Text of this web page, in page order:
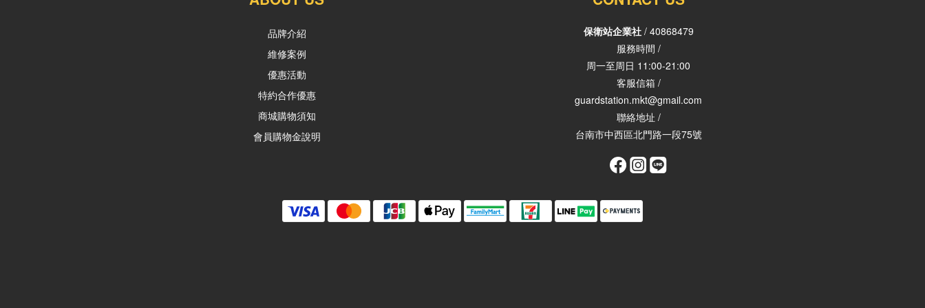
品牌介紹
維修案例
優惠活動
特約合作優惠
商城購物須知
會員購物金說明
保衛站企業社/ 40868479
服務時間 /
周一至周日 11:00-21:00
客服信箱 /
guardstation.mkt@gmail.com
聯絡地址 /
台南市中西區北門路一段75號